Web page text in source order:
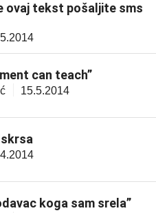
ovaj tekst pošaljite sms
can teach”
15.5.2014
koga sam srela”